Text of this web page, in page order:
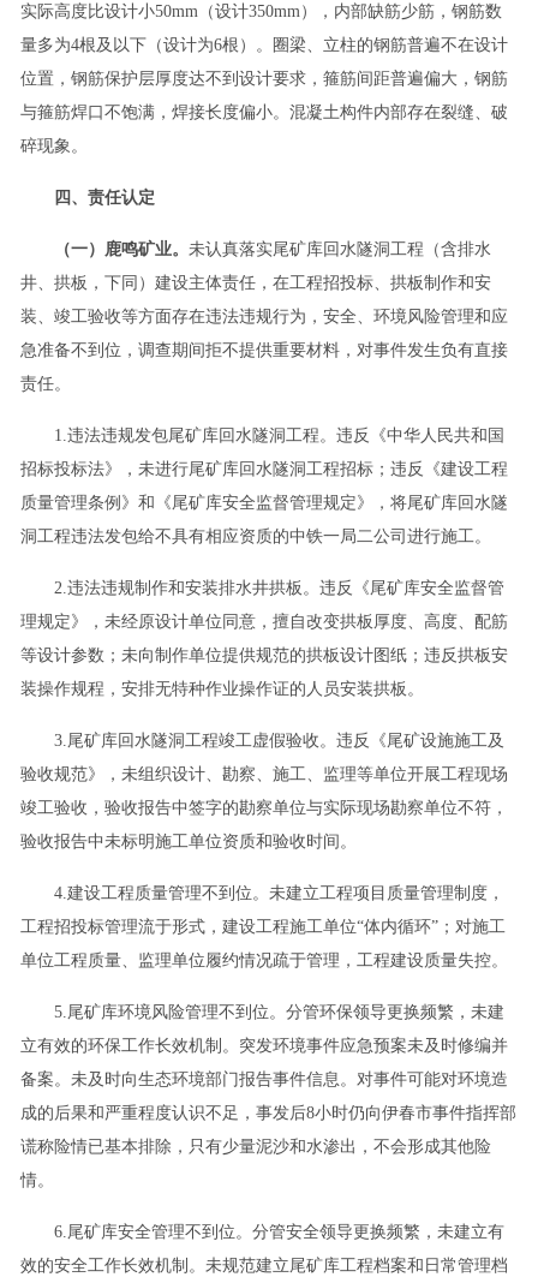
实际高度比设计小50mm（设计350mm），内部缺筋少筋，钢筋数
量多为4根及以下（设计为6根）。圈梁、立柱的钢筋普遍不在设计
位置，钢筋保护层厚度达不到设计要求，箍筋间距普遍偏大，钢筋
与箍筋焊口不饱满，焊接长度偏小。混凝土构件内部存在裂缝、破
碎现象。
四、责任认定
（一）鹿鸣矿业。 未认真落实尾矿库回水隧洞工程（含排水
井、拱板，下同）建设主体责任，在工程招投标、拱板制作和安
装、竣工验收等方面存在违法违规行为，安全、环境风险管理和应
急准备不到位，调查期间拒不提供重要材料，对事件发生负有直接
责任。
1.违法违规发包尾矿库回水隧洞工程。违反《中华人民共和国
招标投标法》，未进行尾矿库回水隧洞工程招标；违反《建设工程
质量管理条例》和《尾矿库安全监督管理规定》，将尾矿库回水隧
洞工程违法发包给不具有相应资质的中铁一局二公司进行施工。
2.违法违规制作和安装排水井拱板。违反《尾矿库安全监督管
理规定》，未经原设计单位同意，擅自改变拱板厚度、高度、配筋
等设计参数；未向制作单位提供规范的拱板设计图纸；违反拱板安
装操作规程，安排无特种作业操作证的人员安装拱板。
3.尾矿库回水隧洞工程竣工虚假验收。违反《尾矿设施施工及
验收规范》，未组织设计、勘察、施工、监理等单位开展工程现场
竣工验收，验收报告中签字的勘察单位与实际现场勘察单位不符，
验收报告中未标明施工单位资质和验收时间。
4.建设工程质量管理不到位。未建立工程项目质量管理制度，
工程招投标管理流于形式，建设工程施工单位“体内循环”；对施工
单位工程质量、监理单位履约情况疏于管理，工程建设质量失控。
5.尾矿库环境风险管理不到位。分管环保领导更换频繁，未建
立有效的环保工作长效机制。突发环境事件应急预案未及时修编并
备案。未及时向生态环境部门报告事件信息。对事件可能对环境造
成的后果和严重程度认识不足，事发后8小时仍向伊春市事件指挥部
谎称险情已基本排除，只有少量泥沙和水渗出，不会形成其他险
情。
6.尾矿库安全管理不到位。分管安全领导更换频繁，未建立有
效的安全工作长效机制。未规范建立尾矿库工程档案和日常管理档